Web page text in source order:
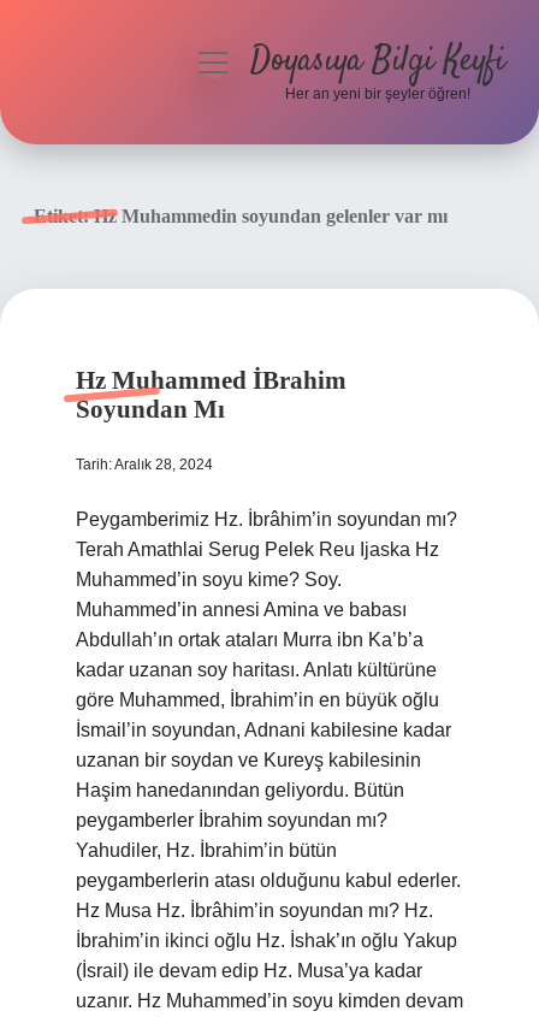
menüyüDoyasıya Bilgi Keyfi
Her an yeni bir şeyler öğren!
Etiket:Hz Muhammedin soyundan gelenler var mı
Hz Muhammed İBrahim
Soyundan Mı
Tarih: Aralık 28, 2024
Peygamberimiz Hz. İbrâhim’in soyundan mı?
Terah Amathlai Serug Pelek Reu Ijaska Hz
Muhammed’in soyu kime? Soy.
Muhammed’in annesi Amina ve babası
Abdullah’ın ortak ataları Murra ibn Ka’b’a
kadar uzanan soy haritası. Anlatı kültürüne
göre Muhammed, İbrahim’in en büyük oğlu
İsmail’in soyundan, Adnani kabilesine kadar
uzanan bir soydan ve Kureyş kabilesinin
Haşim hanedanından geliyordu. Bütün
peygamberler İbrahim soyundan mı?
Yahudiler, Hz. İbrahim’in bütün
peygamberlerin atası olduğunu kabul ederler.
Hz Musa Hz. İbrâhim’in soyundan mı? Hz.
İbrahim’in ikinci oğlu Hz. İshak’ın oğlu Yakup
(İsrail) ile devam edip Hz. Musa’ya kadar
uzanır. Hz Muhammed’in soyu kimden devam